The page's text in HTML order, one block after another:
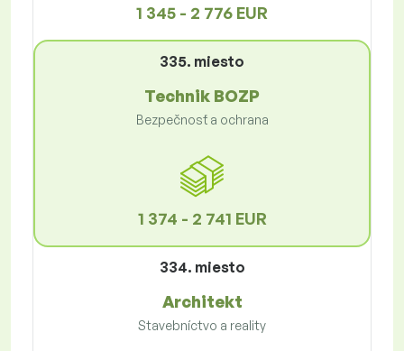
1 345 - 2 776 EUR
335. miesto
Technik BOZP
Bezpečnosť a ochrana
1 374 - 2 741 EUR
334. miesto
Architekt
Stavebníctvo a reality